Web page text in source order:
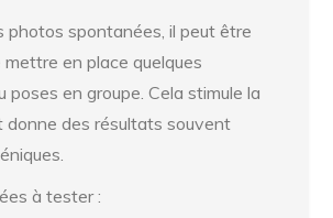
photos spontanées, il peut être
en place quelques
poses en groupe. Cela stimule la
donne des résultats souvent
à tester :